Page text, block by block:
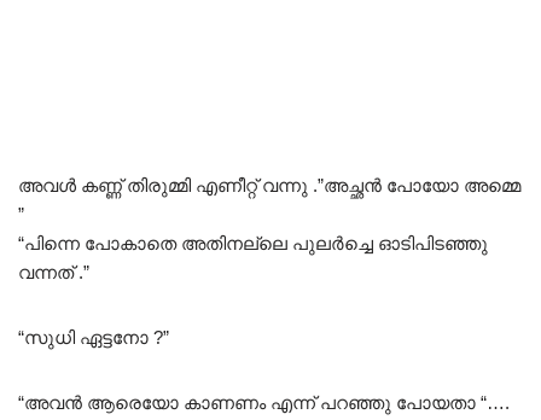
അവൾ കണ്ണ് തിരുമ്മി എണീറ്റ് വന്നു .”അച്ഛൻ പോയോ അമ്മെ
”
“പിന്നെ പോകാതെ അതിനല്ലെ പുലർച്ചെ ഓടിപിടഞ്ഞു
വന്നത് .”
“സുധി ഏട്ടനോ ?”
“അവൻ ആരെയോ കാണണം എന്ന് പറഞ്ഞു പോയതാ “….